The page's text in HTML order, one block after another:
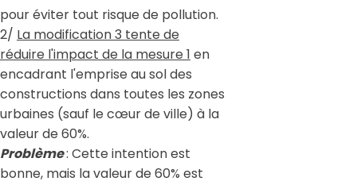
pour éviter tout risque de pollution.
2/ La modification 3 tente de
réduire l'impact de la mesure 1 en
encadrant l'emprise au sol des
constructions dans toutes les zones
urbaines (sauf le cœur de ville) à la
valeur de 60%.
Problème: Cette intention est
bonne, mais la valeur de 60% est